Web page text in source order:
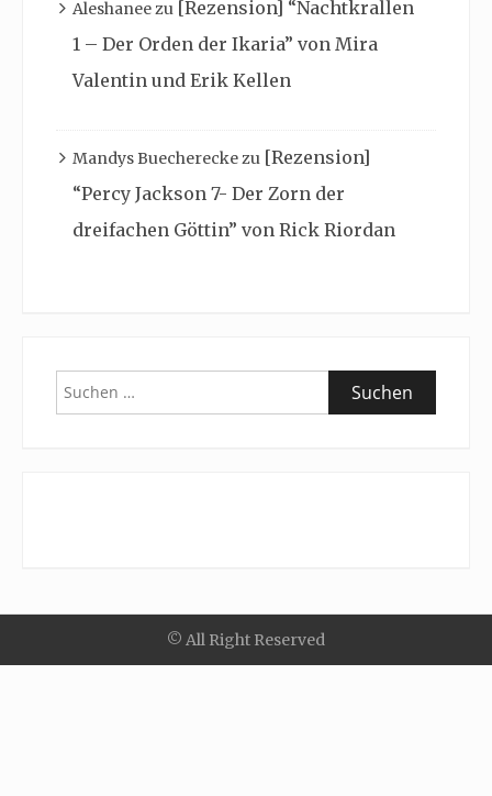
Aleshaneezu [Rezension] “Nachtkrallen
1 – Der Orden der Ikaria” von Mira
Valentin und Erik Kellen
Mandys Buechereckezu [Rezension]
“Percy Jackson 7- Der Zorn der
dreifachen Göttin” von Rick Riordan
Suchen
nach:
© All Right Reserved